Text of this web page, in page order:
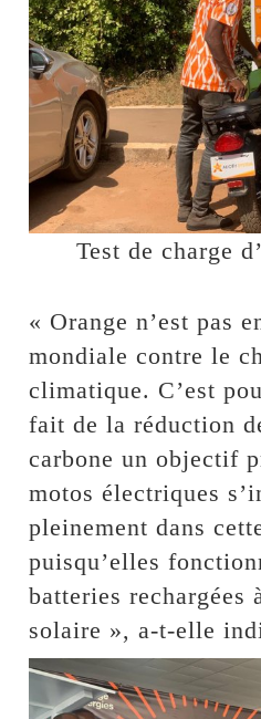
Test de charge
« Orange n’est pas
mondiale contre le
climatique. C’est
fait de la réduction
carbone un objectif
motos électriques
pleinement dans
puisqu’elles
batteries rechargées
solaire », a-t-elle